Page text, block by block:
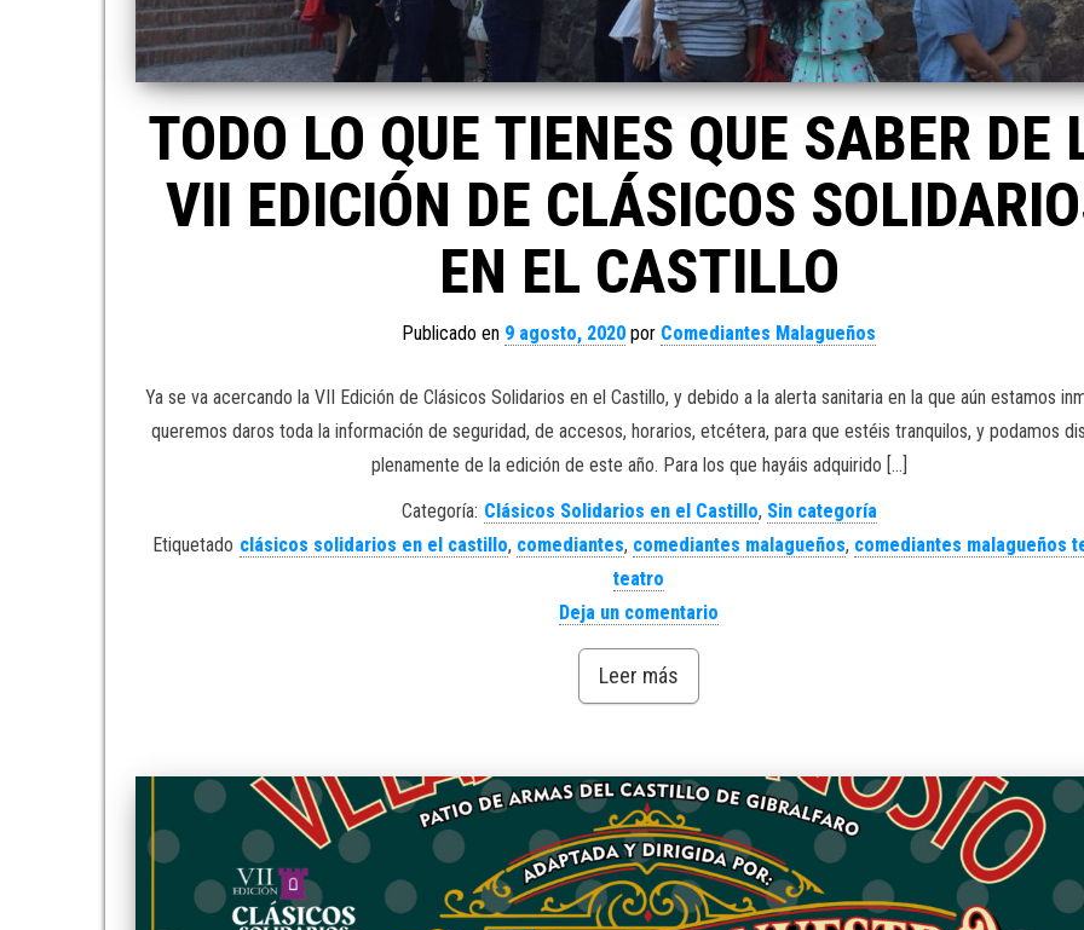
TODO LO QUE TIENES QUE SABER DE
VII EDICIÓN DE CLÁSICOS
EN EL CASTILLO
Publicado en 9 agosto, 2020 por Comediantes Malagueños
Ya se va acercando la VII Edición de Clásicos Solidarios en el Castillo, y debido a la alerta sanitaria en la que aún estamos
queremos daros toda la información de seguridad, de accesos, horarios, etcétera, para que estéis tranquilos, y podamos
plenamente de la edición de este año. Para los que hayáis adquirido […]
Categoría: Clásicos Solidarios en el Castillo, Sin categoría
Etiquetado clásicos solidarios en el castillo, comediantes, comediantes malagueños, comediantes malagueños
teatro
Deja un comentario
Leer más